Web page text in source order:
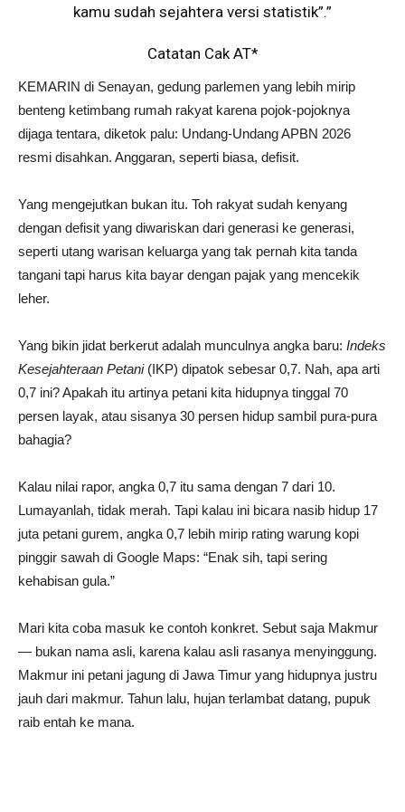
kamu sudah sejahtera versi statistik”.”
Catatan Cak AT*
KEMARIN di Senayan, gedung parlemen yang lebih mirip
benteng ketimbang rumah rakyat karena pojok-pojoknya
dijaga tentara, diketok palu: Undang-Undang APBN 2026
resmi disahkan. Anggaran, seperti biasa, defisit.
Yang mengejutkan bukan itu. Toh rakyat sudah kenyang
dengan defisit yang diwariskan dari generasi ke generasi,
seperti utang warisan keluarga yang tak pernah kita tanda
tangani tapi harus kita bayar dengan pajak yang mencekik
leher.
Yang bikin jidat berkerut adalah munculnya angka baru: Indeks
Kesejahteraan Petani(IKP) dipatok sebesar 0,7. Nah, apa arti
0,7 ini? Apakah itu artinya petani kita hidupnya tinggal 70
persen layak, atau sisanya 30 persen hidup sambil pura-pura
bahagia?
Kalau nilai rapor, angka 0,7 itu sama dengan 7 dari 10.
Lumayanlah, tidak merah. Tapi kalau ini bicara nasib hidup 17
juta petani gurem, angka 0,7 lebih mirip rating warung kopi
pinggir sawah di Google Maps: “Enak sih, tapi sering
kehabisan gula.”
Mari kita coba masuk ke contoh konkret. Sebut saja Makmur
— bukan nama asli, karena kalau asli rasanya menyinggung.
Makmur ini petani jagung di Jawa Timur yang hidupnya justru
jauh dari makmur. Tahun lalu, hujan terlambat datang, pupuk
raib entah ke mana.